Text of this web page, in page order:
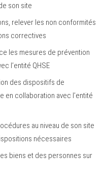
son site
relever les non conformités
correctives
les mesures de prévention
l’entité QHSE
des dispositifs de
en collaboration avec l’entité
au niveau de son site
nécessaires
biens et des personnes sur